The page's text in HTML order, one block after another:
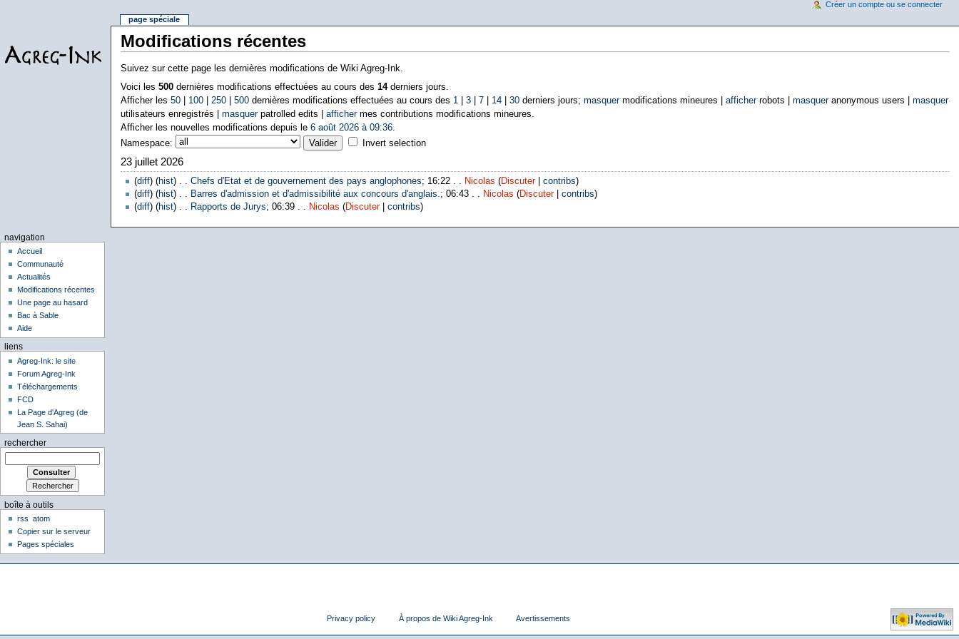
Modifications récentes
Suivez sur cette page les dernières modifications de Wiki Agreg-Ink.
Voici les 500dernières modifications effectuées au cours des 14derniers jours.
Afficher les 50| 100| 250| 500dernières modifications effectuées au cours des 1 3| 7| 14| 30derniers jours; masquermodifications mineures | afficherrobots | masqueranonymous users | masquer
utilisateurs enregistrés | masquerpatrolled edits | affichermes contributions modifications mineures.
Afficher les nouvelles modifications depuis le 6 août 2026 à 09:36.
Namespace:
Invert selection
23 juillet 2026
(diff) (hist) . . Chefs d'Etat et de gouvernement des pays anglophones; 16:22 . . Nicolas (Discuter| contribs)
(diff) (hist) . . Barres d'admission et d'admissibilité aux concours d'anglais.; 06:43 . . Nicolas (Discuter| contribs)
(diff) (hist) . . Rapports de Jurys; 06:39 . . Nicolas (Discuter| contribs)
page spéciale
Créer un compte ou se connecter
navigation
Accueil
Communauté
Actualités
Modifications récentes
Une page au hasard
Bac à Sable
Aide
liens
Agreg-Ink: le site
Forum Agreg-Ink
Téléchargements
FCD
La Page d'Agreg (de
Jean S. Sahai)
rechercher
boîte à outils
rss
atom
Copier sur le serveur
Pages spéciales
Privacy policy À propos de Wiki Agreg-Ink Avertissements